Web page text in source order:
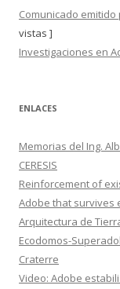
Comunicado
vistas ]
Investigaciones en
ENLACES
Memorias del Ing.
CERESIS
Reinforcement of
Adobe that survives
Arquitectura de
Ecodomos-
Craterre
Video: Adobe